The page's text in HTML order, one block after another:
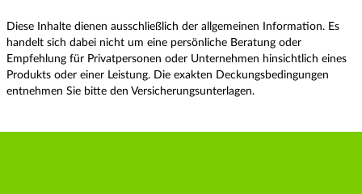
Diese Inhalte dienen ausschließlich der allgemeinen Information. Es
handelt sich dabei nicht um eine persönliche Beratung oder
Empfehlung für Privatpersonen oder Unternehmen hinsichtlich eines
Produkts oder einer Leistung. Die exakten Deckungsbedingungen
entnehmen Sie bitte den Versicherungsunterlagen.